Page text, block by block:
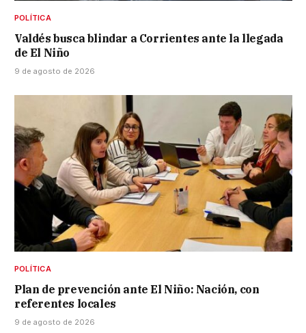
POLÍTICA
Valdés busca blindar a Corrientes ante la llegada
de El Niño
9 de agosto de 2026
POLÍTICA
Plan de prevención ante El Niño: Nación, con
referentes locales
9 de agosto de 2026